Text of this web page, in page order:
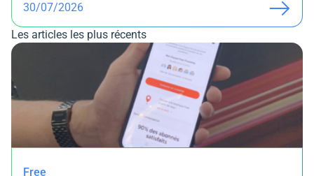
30/07/2026
Les articles les plus récents
Free